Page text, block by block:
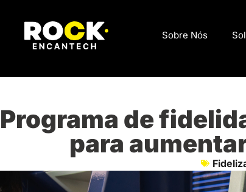
Sobre Nós
Programa de
para